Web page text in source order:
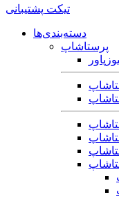
تیکت پشتیبانی
دسته‌بندی‌ها
پرستاشاپ